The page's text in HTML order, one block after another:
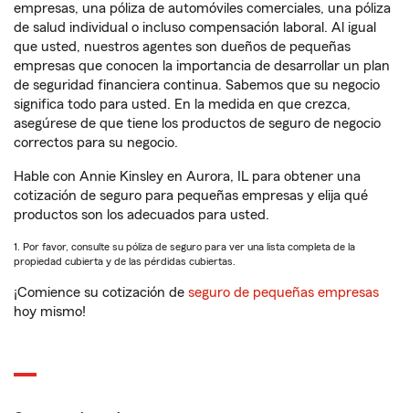
empresas, una póliza de automóviles comerciales, una póliza
de salud individual o incluso compensación laboral. Al igual
que usted, nuestros agentes son dueños de pequeñas
empresas que conocen la importancia de desarrollar un plan
de seguridad financiera continua. Sabemos que su negocio
significa todo para usted. En la medida en que crezca,
asegúrese de que tiene los productos de seguro de negocio
correctos para su negocio.
Hable con Annie Kinsley en Aurora, IL para obtener una
cotización de seguro para pequeñas empresas y elija qué
productos son los adecuados para usted.
1. Por favor, consulte su póliza de seguro para ver una lista completa de la
propiedad cubierta y de las pérdidas cubiertas.
¡Comience su cotización de seguro de pequeñas empresas
hoy mismo!